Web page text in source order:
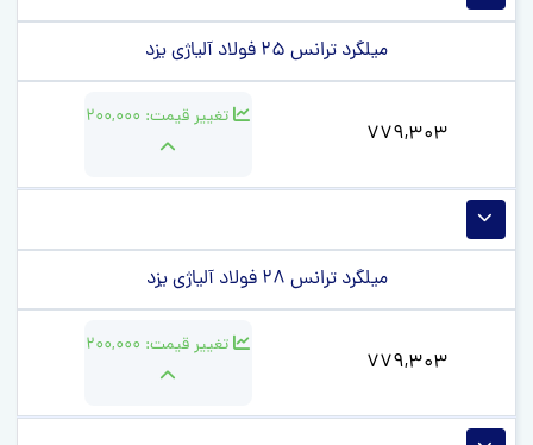
میلگرد ترانس 25 فولاد آلیاژی یزد
779,303
تغییر قیمت: 200,000
میلگرد ترانس 28 فولاد آلیاژی یزد
779,303
تغییر قیمت: 200,000